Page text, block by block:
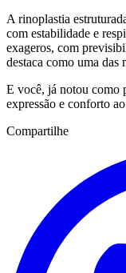
A rinoplastia
com estabilidade e
exageros, com
destaca como uma das
E você, já notou como
expressão e conforto
Compartilhe